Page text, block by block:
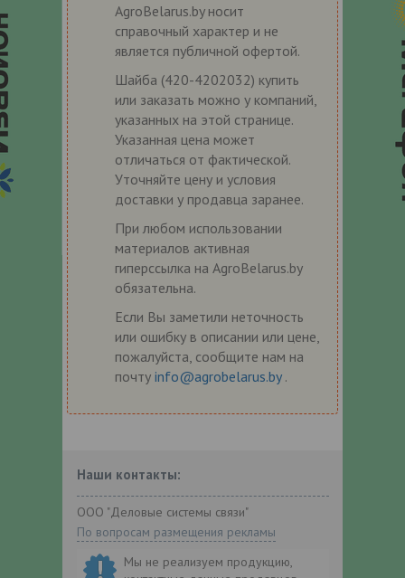
AgroBelarus.by носит
справочный характер и не
является публичной офертой.
Шайба (420-4202032) купить
или заказать можно у компаний,
указанных на этой странице.
Указанная цена может
отличаться от фактической.
Уточняйте цену и условия
доставки у продавца заранее.
При любом использовании
материалов активная
гиперссылка на AgroBelarus.by
обязательна.
Если Вы заметили неточность
или ошибку в описании или цене,
пожалуйста, сообщите нам на
почту info@agrobelarus.by .
Наши контакты:
ООО "Деловые системы связи"
По вопросам размещения рекламы
Мы не реализуем продукцию,